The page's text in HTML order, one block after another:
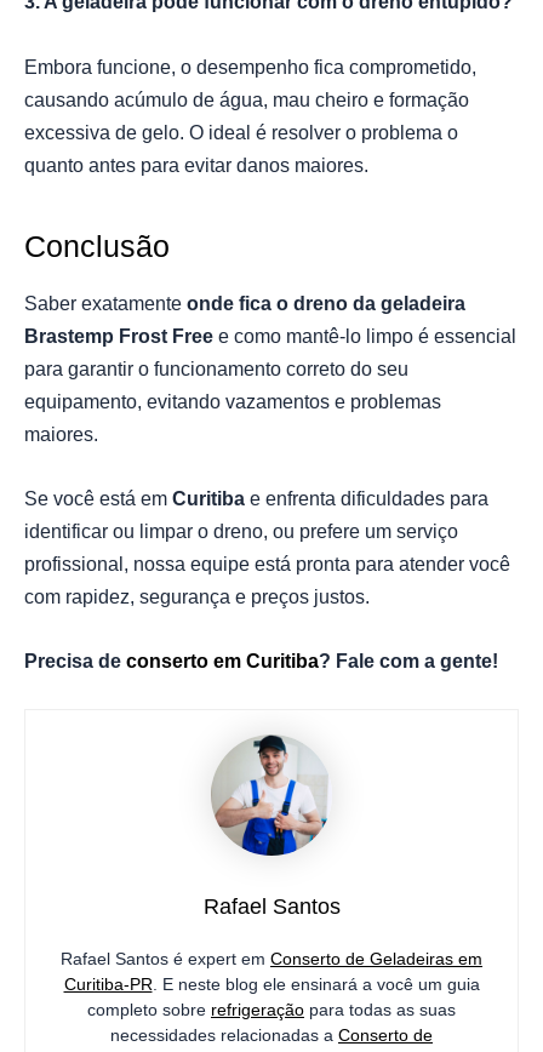
Embora funcione, o desempenho fica comprometido,
causando acúmulo de água, mau cheiro e formação
excessiva de gelo. O ideal é resolver o problema o
quanto antes para evitar danos maiores.
Conclusão
Saber exatamente onde fica o dreno da geladeira
Brastemp Frost Free e como mantê-lo limpo é essencial
para garantir o funcionamento correto do seu
equipamento, evitando vazamentos e problemas
maiores.
Se você está em Curitiba e enfrenta dificuldades para
identificar ou limpar o dreno, ou prefere um serviço
profissional, nossa equipe está pronta para atender você
com rapidez, segurança e preços justos.
Precisa de conserto em Curitiba? Fale com a gente!
Rafael Santos
Rafael Santos é expert em Conserto de Geladeiras em
Curitiba-PR. E neste blog ele ensinará a você um guia
completo sobre refrigeração para todas as suas
necessidades relacionadas a Conserto de